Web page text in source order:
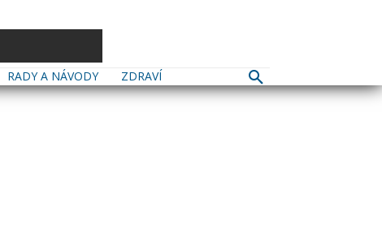
RADY A NÁVODY ZDRAVÍ